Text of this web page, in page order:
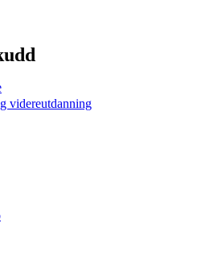
videreutdanning